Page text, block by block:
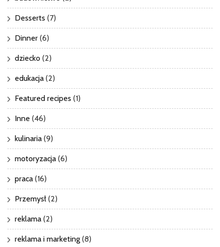
Desserts (7)
Dinner (6)
dziecko (2)
edukacja (2)
Featured recipes (1)
Inne (46)
kulinaria (9)
motoryzacja (6)
praca (16)
Przemysł (2)
reklama (2)
reklama i marketing (8)